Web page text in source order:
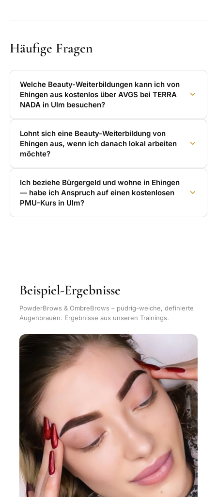
Häufige Fragen
Welche Beauty-Weiterbildungen kann ich von
Ehingen aus kostenlos über AVGS bei TERRA
NADA in Ulm besuchen?
Lohnt sich eine Beauty-Weiterbildung von
Ehingen aus, wenn ich danach lokal arbeiten
möchte?
Ich beziehe Bürgergeld und wohne in Ehingen
— habe ich Anspruch auf einen kostenlosen
PMU-Kurs in Ulm?
Beispiel-Ergebnisse
PowderBrows & OmbreBrows – pudrig-weiche, definierte
Augenbrauen. Ergebnisse aus unseren Trainings.